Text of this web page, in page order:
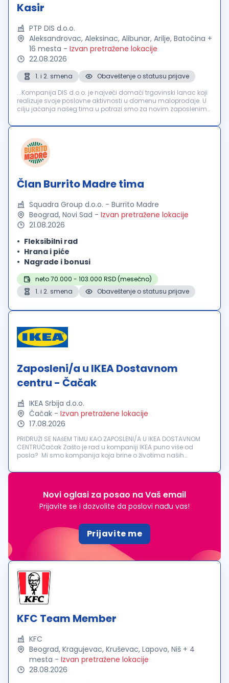
Kasir
PTP DIS d.o.o.
Aleksandrovac, Aleksinac, Alibunar, Arilje, Batočina +
16 mesta - Izvan pretražene lokacije
22.08.2026
1. i 2. smena
Obaveštenje o statusu prijave
...Kompanija DIS d.o.o. je najveći domaći trgovinski lanac koji
realizuje svoje poslovne aktivnosti u domenu maloprodaje. U
cilju jačanja našeg tima u potrazi smo za novim zaposlenima
Član Burrito Madre tima
Squadra Group d.o.o. - Burrito Madre
Beograd, Novi Sad - Izvan pretražene lokacije
21.08.2026
Fleksibilni rad
Hrana i piće
Nagrade i bonusi
neto 70.000 - 103.000 RSD (mesečno)
1. i 2. smena
Obaveštenje o statusu prijave
Zaposleni/a u IKEA Dostavnom
centru - Čačak
IKEA Srbija d.o.o.
Čačak - Izvan pretražene lokacije
17.08.2026
PRIDRUŽI SE NAšEM TIMU KAO ZAPOSLENI/A U IKEA DOSTAVNOM
CENTRUČačak Zašto je rad u kompaniji IKEA puno više od
posla? Mi smo kompanija koja brine o životima naših
prepoznato i uključeno. Bez obzir...
Novi oglasi za posao na Vaš email
Prijavite se i dozvolite da poslovi nađu vas!
Prijavite me
KFC Team Member
KFC
Beograd, Kragujevac, Kruševac, Lapovo, Niš + 4
mesta - Izvan pretražene lokacije
28.08.2026